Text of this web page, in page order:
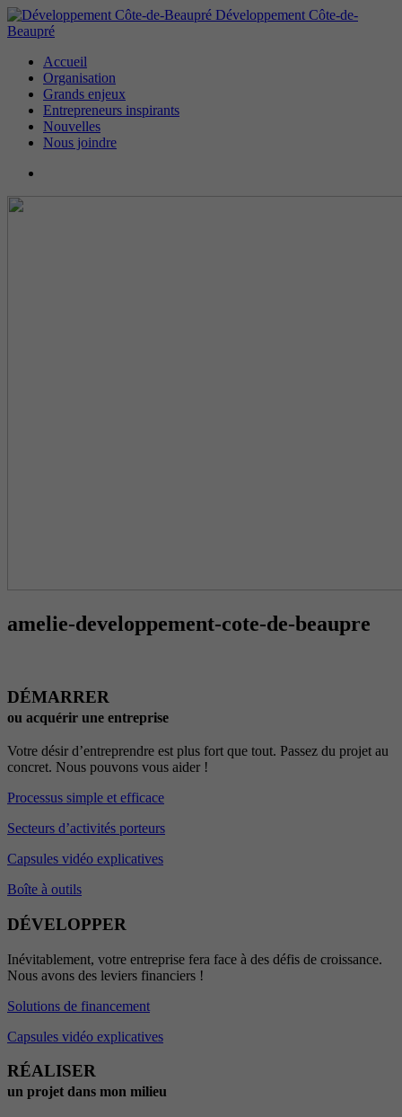
Développement Côte-de-
Beaupré
Accueil
Organisation
Grands enjeux
Entrepreneurs inspirants
Nouvelles
Nous joindre
amelie-developpement-cote-de-beaupre
DÉMARRER
ou acquérir une entreprise
Votre désir d’entreprendre est plus fort que tout. Passez du projet au
concret. Nous pouvons vous aider !
Processus simple et efficace
Secteurs d’activités porteurs
Capsules vidéo explicatives
Boîte à outils
DÉVELOPPER
Inévitablement, votre entreprise fera face à des défis de croissance.
Nous avons des leviers financiers !
Solutions de financement
Capsules vidéo explicatives
RÉALISER
un projet dans mon milieu